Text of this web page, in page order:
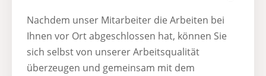
Nachdem unser Mitarbeiter die Arbeiten bei
Ihnen vor Ort abgeschlossen hat, können Sie
sich selbst von unserer Arbeitsqualität
überzeugen und gemeinsam mit dem